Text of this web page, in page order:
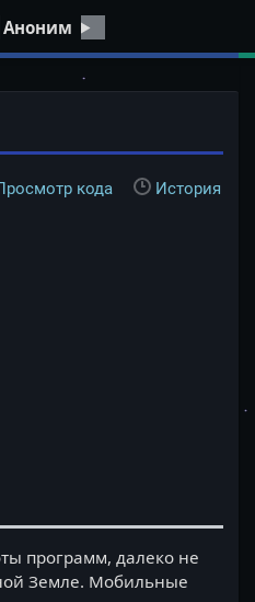
Аноним
кода История
программ, далеко не
Земле. Мобильные